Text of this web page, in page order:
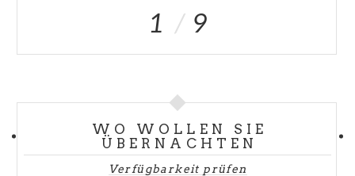
1 9
WO WOLLEN SIE
ÜBERNACHTEN
Verfügbarkeit prüfen